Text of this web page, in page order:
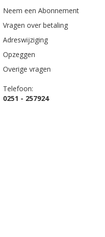
Neem een Abonnement
Vragen over betaling
Adreswijziging
Opzeggen
Overige vragen
Telefoon:
0251 - 257924